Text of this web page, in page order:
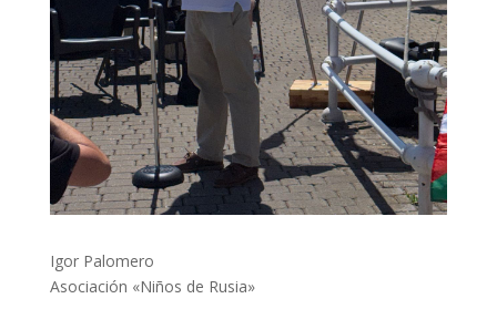
Igor Palomero
Asociación «Niños de Rusia»